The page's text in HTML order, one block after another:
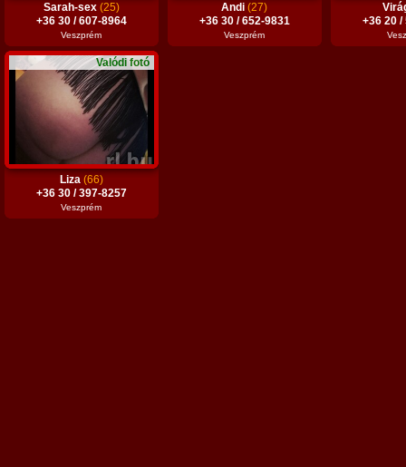
Sarah-sex (25)
+36 30 / 607-8964
Veszprém
Andi(27)
+36 30 / 652-9831
Veszprém
+36 20 /
Valódi fotó
Liza (66)
+36 30 / 397-8257
Veszprém